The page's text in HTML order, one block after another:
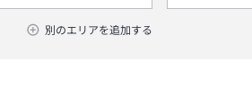
別のエリアを追加する